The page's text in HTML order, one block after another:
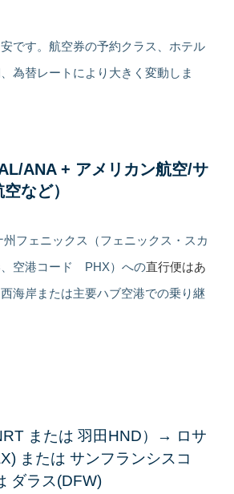
です。航空券の予約クラス、ホテル
為替レートにより大きく変動しま
ANA + アメリカン航空/サ
など）
州フェニックス（フェニックス・スカ
、空港コード PHX）への直行便はあ
海岸または主要ハブ空港での乗り継
または 羽田HND）→ ロサ
または サンフランシスコ
ダラス(DFW)